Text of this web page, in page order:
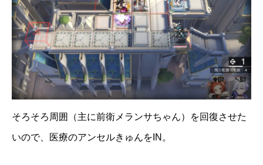
そろそろ周囲（主に前衛メランサちゃん）を回復させた
いので、医療のアンセルきゅんをIN。